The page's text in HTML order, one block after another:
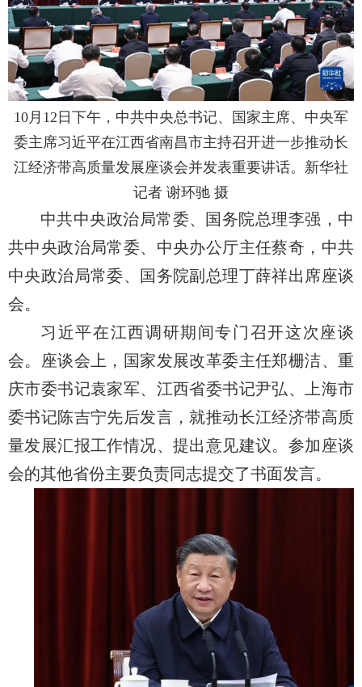
10月12日下午，中共中央总书记、国家主席、中央军
委主席习近平在江西省南昌市主持召开进一步推动长
江经济带高质量发展座谈会并发表重要讲话。新华社
记者 谢环驰 摄
中共中央政治局常委、国务院总理李强，中
共中央政治局常委、中央办公厅主任蔡奇，中共
中央政治局常委、国务院副总理丁薛祥出席座谈
会。
习近平在江西调研期间专门召开这次座谈
会。座谈会上，国家发展改革委主任郑栅洁、重
庆市委书记袁家军、江西省委书记尹弘、上海市
委书记陈吉宁先后发言，就推动长江经济带高质
量发展汇报工作情况、提出意见建议。参加座谈
会的其他省份主要负责同志提交了书面发言。